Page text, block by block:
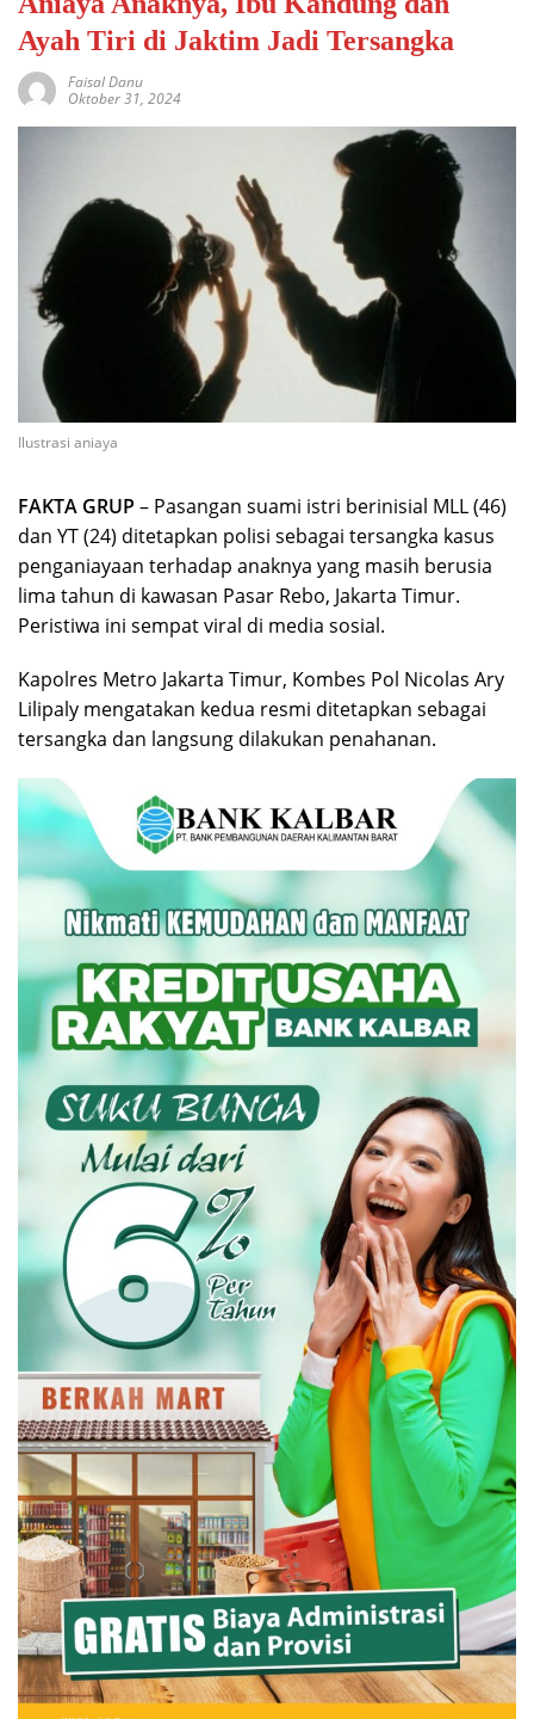
Ayah Tiri di Jaktim Jadi Tersangka
Faisal Danu
Oktober 31, 2024
Ilustrasi aniaya
FAKTA GRUP – Pasangan suami istri berinisial MLL (46)
dan YT (24) ditetapkan polisi sebagai tersangka kasus
penganiayaan terhadap anaknya yang masih berusia
lima tahun di kawasan Pasar Rebo, Jakarta Timur.
Peristiwa ini sempat viral di media sosial.
Kapolres Metro Jakarta Timur, Kombes Pol Nicolas Ary
Lilipaly mengatakan kedua resmi ditetapkan sebagai
tersangka dan langsung dilakukan penahanan.